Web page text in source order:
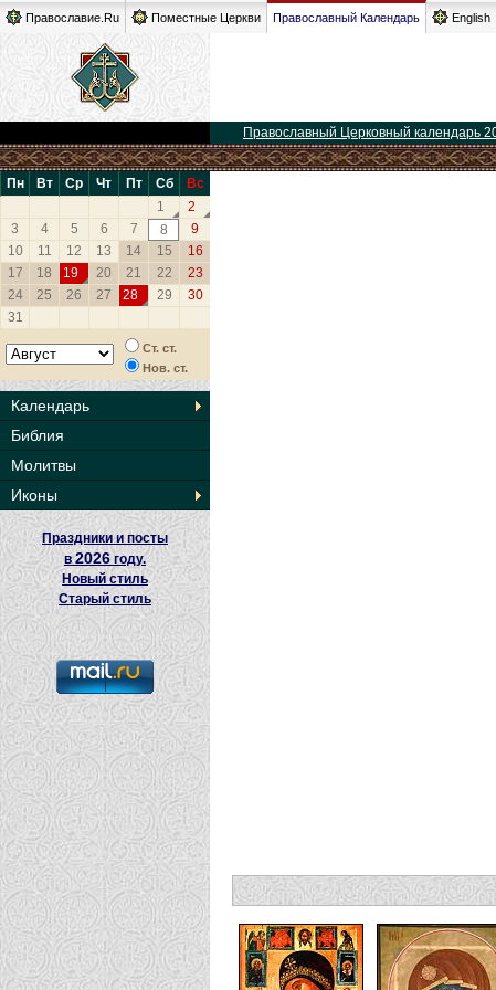
Православие.Ru Поместные Церкви Православный Календарь English
Православный Церковный календарь
Пн Вт Ср Чт Пт Сб
Вс
1
2
3
4 5 6 7 8
9
10
11 12 13 14 15
16
17
18 19 20 21 22
23
24
25 26 27 28 29
30
31
Ст. ст.
Нов. ст.
Календарь
Библия
Молитвы
Иконы
Праздники и посты
в2026 году.
Новый стиль
Старый стиль